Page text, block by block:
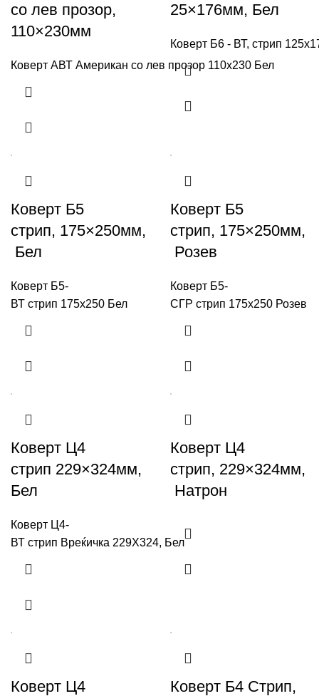
со лев прозор,
110×230мм
Коверт АВТ Американ со лев прозор 110x230 Бел
25×176мм, Бел
Коверт Б6 - ВТ, стрип
Коверт Б5
стрип, 175×250мм,
Бел
Коверт Б5-
ВТ стрип 175x250 Бел
Коверт Б5
стрип, 175×250мм,
Розев
Коверт Б5-
СГР стрип 175x250 Розев
Коверт Ц4
стрип 229×324мм,
Бел
Коверт Ц4-
ВТ стрип Вреќичка 229X324, Бел
Коверт Ц4
стрип, 229×324мм,
Натрон
Коверт Ц4
Коверт Б4 Стрип,